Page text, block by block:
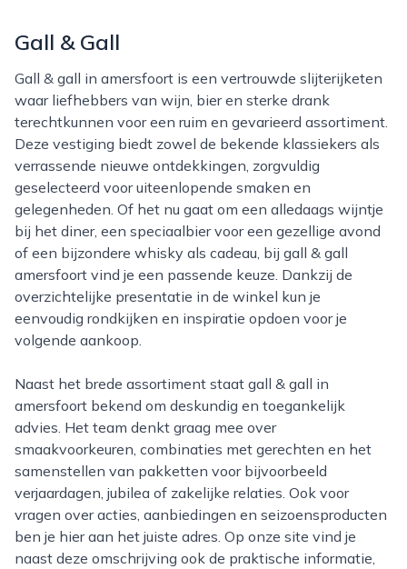
Gall & Gall
Gall & gall in amersfoort is een vertrouwde slijterijketen
waar liefhebbers van wijn, bier en sterke drank
terechtkunnen voor een ruim en gevarieerd assortiment.
Deze vestiging biedt zowel de bekende klassiekers als
verrassende nieuwe ontdekkingen, zorgvuldig
geselecteerd voor uiteenlopende smaken en
gelegenheden. Of het nu gaat om een alledaags wijntje
bij het diner, een speciaalbier voor een gezellige avond
of een bijzondere whisky als cadeau, bij gall & gall
amersfoort vind je een passende keuze. Dankzij de
overzichtelijke presentatie in de winkel kun je
eenvoudig rondkijken en inspiratie opdoen voor je
volgende aankoop.
Naast het brede assortiment staat gall & gall in
amersfoort bekend om deskundig en toegankelijk
advies. Het team denkt graag mee over
smaakvoorkeuren, combinaties met gerechten en het
samenstellen van pakketten voor bijvoorbeeld
verjaardagen, jubilea of zakelijke relaties. Ook voor
vragen over acties, aanbiedingen en seizoensproducten
ben je hier aan het juiste adres. Op onze site vind je
naast deze omschrijving ook de praktische informatie,